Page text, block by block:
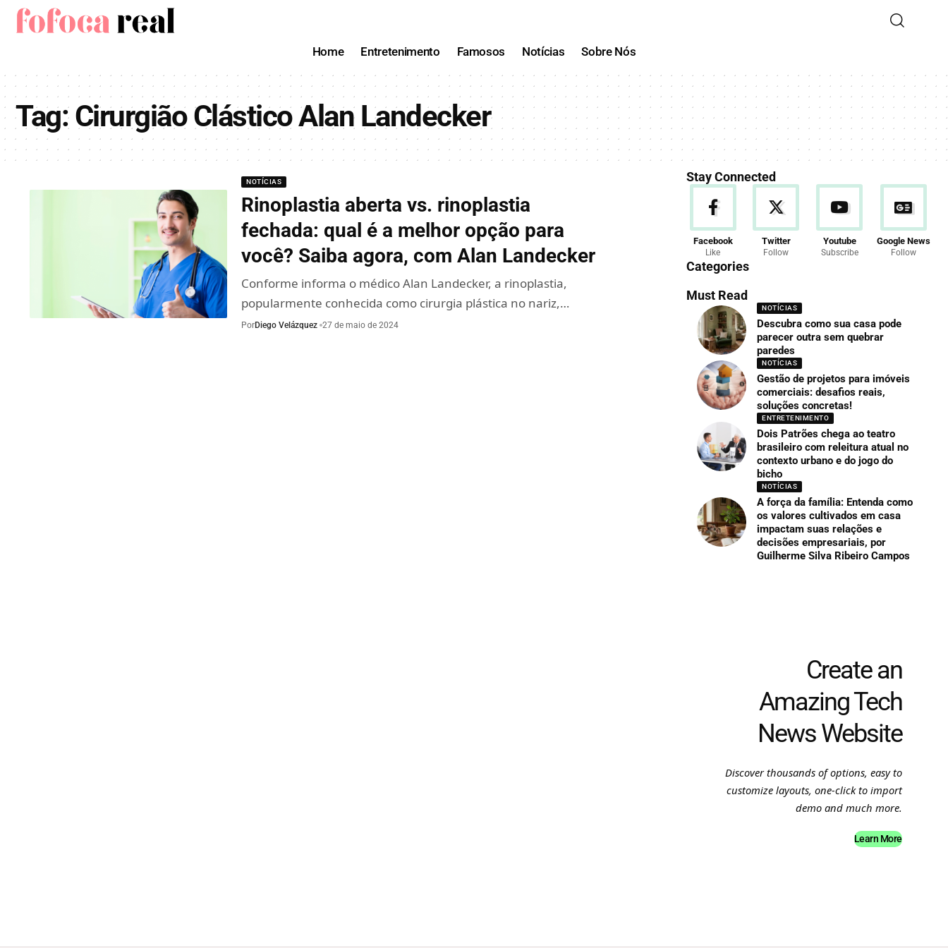
Home Entretenimento Famosos Notícias Sobre Nós
Tag:Cirurgião Clástico Alan Landecker
NOTÍCIAS
Rinoplastia aberta vs. rinoplastia
fechada: qual é a melhor opção para
você? Saiba agora, com Alan Landecker
Conforme informa o médico Alan Landecker, a rinoplastia,
popularmente conhecida como cirurgia plástica no nariz,…
PorDiego Velázquez 27 de maio de 2024
Stay Connected
Facebook
Like
Twitter
Follow
Youtube
Subscribe
Google News
Follow
Categories
Must Read
NOTÍCIAS
Descubra como sua casa pode
parecer outra sem quebrar
paredes
NOTÍCIAS
Gestão de projetos para imóveis
comerciais: desafios reais,
soluções concretas!
ENTRETENIMENTO
Dois Patrões chega ao teatro
brasileiro com releitura atual no
contexto urbano e do jogo do
bicho
NOTÍCIAS
A força da família: Entenda como
os valores cultivados em casa
impactam suas relações e
decisões empresariais, por
Guilherme Silva Ribeiro Campos
Create an
Amazing Tech
News Website
Discover thousands of options, easy to
customize layouts, one-click to import
demo and much more.
Learn More